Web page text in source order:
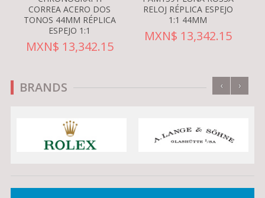
CORREA ACERO DOS
TONOS 44MM RÉPLICA
ESPEJO 1:1
MXN$ 13,342.15
RELOJ RÉPLICA ESPEJO
1:1 44MM
MXN$ 13,342.15
BRANDS ‹ ›